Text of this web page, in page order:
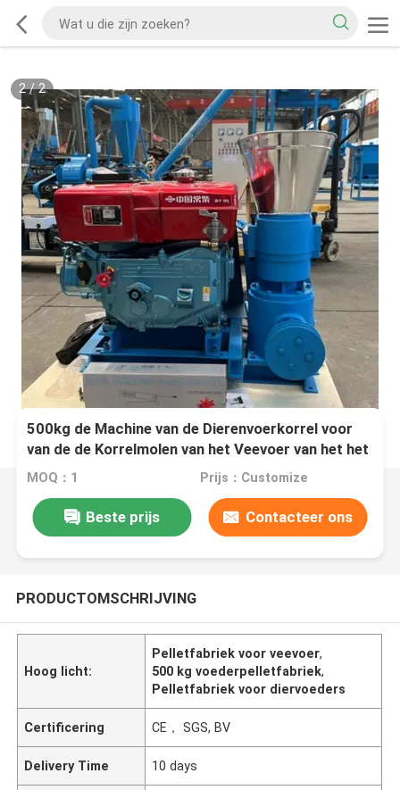
2/2
500kg de Machine van de Dierenvoerkorrel voor
van de de Korrelmolen van het Veevoer van het het
VeeKippevoer de Dierlijke machine van de het
MOQ：1 Prijs：Customize
Beste prijs Contacteer ons
PRODUCTOMSCHRIJVING
Hoog licht:
Pelletfabriek voor veevoer,
500 kg voederpelletfabriek,
Pelletfabriek voor diervoeders
Certificering CE， SGS, BV
Delivery Time 10 days